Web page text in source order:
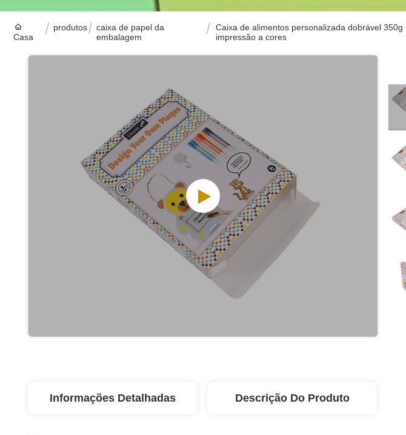
Casa
produtos
caixa de papel da
embalagem
Caixa de alimentos personalizada dobrável
impressão a cores
Informações Detalhadas Descrição Do Produto